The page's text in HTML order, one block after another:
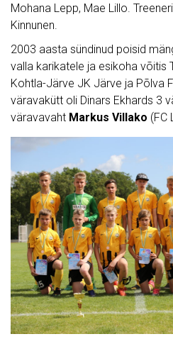
Mohana Lepp, Mae Lillo.
Kinnunen.
2003 aasta sündinud poisid
valla karikatele ja esikoha võitis
Kohtla-Järve JK Järve ja Põlva
väravakütt oli Dinars Ekhards 3
väravavaht Markus Villako (FC